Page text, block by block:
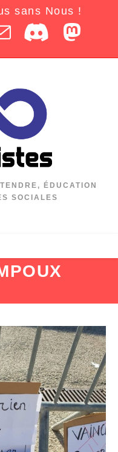
sans Nous !
ÉDUCATION
SOCIALES